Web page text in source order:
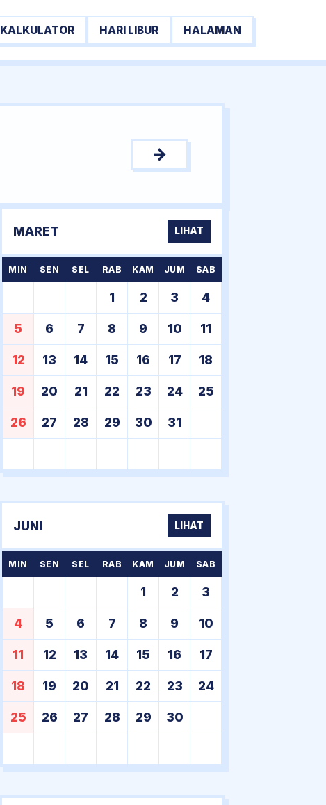
KALKULATOR HARI LIBUR HALAMAN
→
MARET LIHAT
MIN SEN SEL RAB KAM JUM SAB
1 2 3 4
5 6 7 8 9 10 11
12 13 14 15 16 17 18
19 20 21 22 23 24 25
26 27 28 29 30 31
JUNI LIHAT
MIN SEN SEL RAB KAM JUM SAB
1 2 3
4 5 6 7 8 9 10
11 12 13 14 15 16 17
18 19 20 21 22 23 24
25 26 27 28 29 30